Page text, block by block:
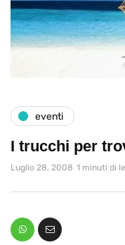
eventi
I trucchi per
Luglio 28, 2008 1 minuti di